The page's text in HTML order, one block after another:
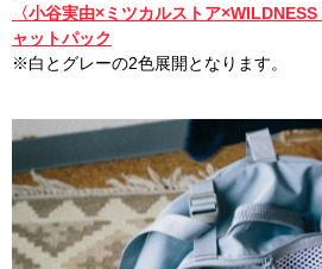
〈小谷実由×ミツカルストア
ャットパック
※白とグレーの2色展開となります。